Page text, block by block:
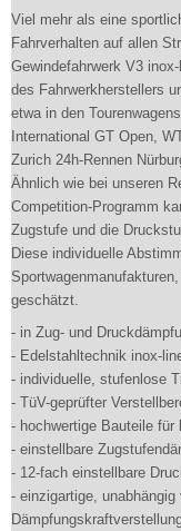
Viel mehr als eine
Fahrverhalten auf allen
Gewindefahrwerk V3
des Fahrwerkherstellers
etwa in den
International GT Open,
Zurich 24h-Rennen
Ähnlich wie bei unseren
Competition-Programm
Zugstufe und die
Diese individuelle
geschätzt.
- in Zug- und
- Edelstahltechnik inox-
- individuelle, stufenlose
- TüV-geprüfter
- hochwertige Bauteile für
- einstellbare
- 12-fach einstellbare
- einzigartige,